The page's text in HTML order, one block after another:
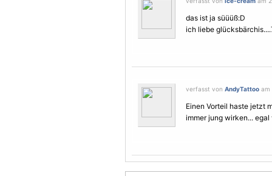
das ist ja süüüß:D
ich liebe
verfasst von AndyTattoo am
Einen Vorteil haste jetzt
immer jung wirken...